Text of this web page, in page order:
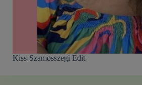
Kiss-Szamosszegi Edit